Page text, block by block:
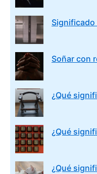
Soñar con
¿Qué
¿Qué
¿Qué